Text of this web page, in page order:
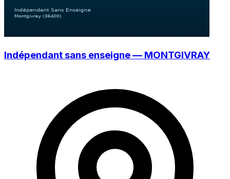
Indépendant sans enseigne — MONTGIVRAY